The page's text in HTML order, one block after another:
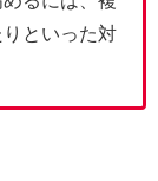
といった対